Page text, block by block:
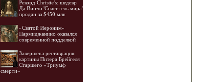
Рекорд Christie's: шедевр
Да Винчи 'Спаситель мира'
продан за $450 млн
«Святой Иероним»
Пармиджанино оказался
современной подделкой
Завершена реставрация
картины Питера Брейгеля
Старшего «Триумф
смерти»